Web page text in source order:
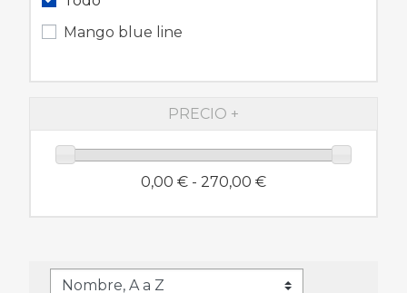
Mango blue line
PRECIO
0,00 € - 270,00 €